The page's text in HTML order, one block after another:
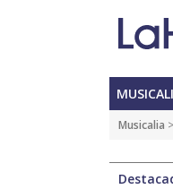
Musicalia >